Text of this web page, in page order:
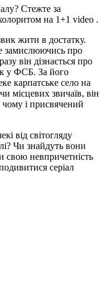
Стежте за
на 1+1 video .
жити в достатку.
замислюючись про
він дізнається про
у ФСБ. За його
карпатське село на
місцевих звичаїв, він
чому і присвячений
від світогляду
Чи знайдуть вони
свою невпричетність
серіал